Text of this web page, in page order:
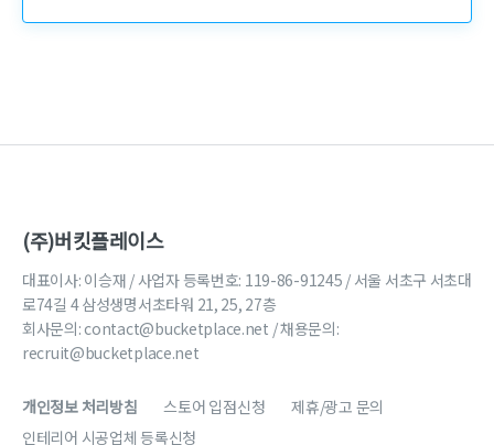
(주)버킷플레이스
대표이사: 이승재 / 사업자 등록번호: 119-86-91245 / 서울 서초구 서초대
로74길 4 삼성생명서초타워 21, 25, 27층
회사문의: contact@bucketplace.net / 채용문의:
recruit@bucketplace.net
개인정보 처리방침 스토어 입점신청
제휴/광고 문의
인테리어 시공업체 등록신청